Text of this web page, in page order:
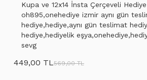
Kupa ve 12x14 İnsta Çerçeveli
oh895,onehediye izmir aynı gün
hediye,hediye,aynı gün teslimat
hediye,hediyelik
sevg
449,00 TL569,00 TL